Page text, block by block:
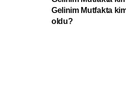
Gelinim Mutfakta
oldu?